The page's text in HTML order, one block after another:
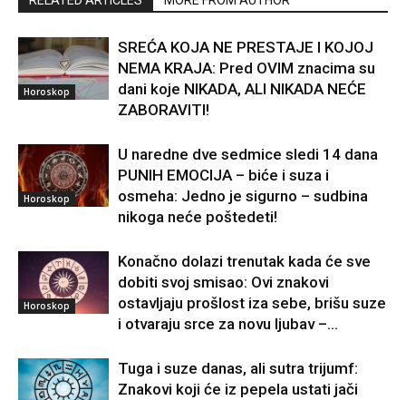
Horoskop
SREĆA KOJA NE PRESTAJE I KOJOJ
NEMA KRAJA: Pred OVIM znacima su
dani koje NIKADA, ALI NIKADA NEĆE
ZABORAVITI!
Horoskop
U naredne dve sedmice sledi 14 dana
PUNIH EMOCIJA – biće i suza i
osmeha: Jedno je sigurno – sudbina
nikoga neće poštedeti!
Horoskop
Konačno dolazi trenutak kada će sve
dobiti svoj smisao: Ovi znakovi
ostavljaju prošlost iza sebe, brišu suze
i otvaraju srce za novu ljubav –...
Tuga i suze danas, ali sutra trijumf:
Znakovi koji će iz pepela ustati jači